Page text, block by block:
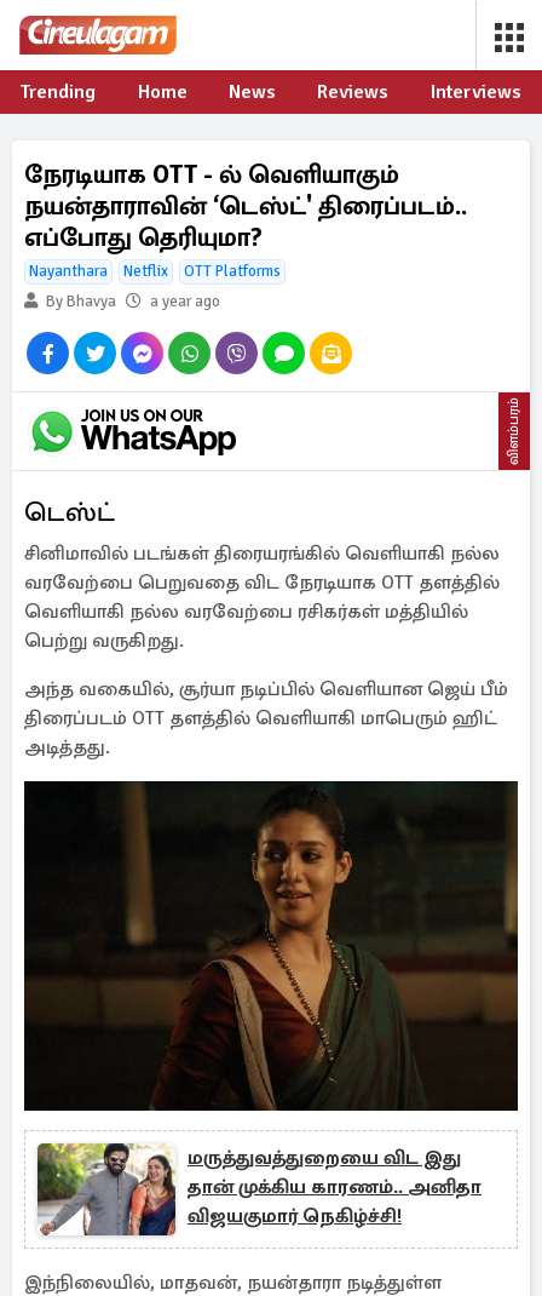
Trending Home News Reviews Interviews
நேரடியாக OTT - ல் வெளியாகும்
நயன்தாராவின் ‘டெஸ்ட்' திரைப்படம்..
எப்போது தெரியுமா?
Nayanthara Netflix
OTT Platforms
By Bhavya
a year ago
விளம்பரம்
டெஸ்ட்
சினிமாவில் படங்கள் திரையரங்கில் வெளியாகி நல்ல
வரவேற்பை பெறுவதை விட நேரடியாக OTT தளத்தில்
வெளியாகி நல்ல வரவேற்பை ரசிகர்கள் மத்தியில்
பெற்று வருகிறது.
அந்த வகையில், சூர்யா நடிப்பில் வெளியான ஜெய் பீம்
திரைப்படம் OTT தளத்தில் வெளியாகி மாபெரும் ஹிட்
அடித்தது.
மருத்துவத்துறையை விட இது
தான் முக்கிய காரணம்.. அனிதா
விஜயகுமார் நெகிழ்ச்சி!
இந்நிலையில், மாதவன், நயன்தாரா நடித்துள்ள